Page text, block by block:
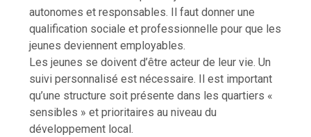
autonomes et responsables. Il faut donner une
qualification sociale et professionnelle pour que les
jeunes deviennent employables.
Les jeunes se doivent d’être acteur de leur vie. Un
suivi personnalisé est nécessaire. Il est important
qu’une structure soit présente dans les quartiers «
sensibles » et prioritaires au niveau du
développement local.